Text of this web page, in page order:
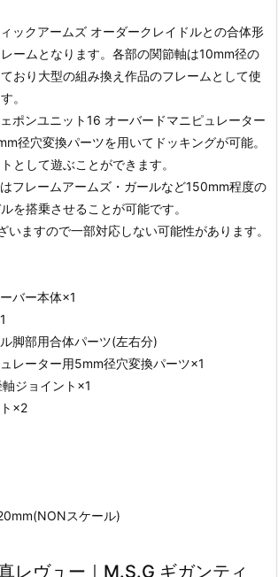
ックアームズ オーダークレイドルとの合体形
ームとなります。各部の関節軸は10mm径の
おり大型の組み換え作品のフレームとして使
。
ポンユニット16 オーバードマニピュレーター
径穴変換パーツを用いてドッキングが可能。
として遊ぶことができます。
フレームアームズ・ガールなど150mm程度の
を搭乗させることが可能です。
いますので一部対応しない可能性があります。
バー本体×1
脚部用合体パーツ(左右分)
レーター用5mm径穴変換パーツ×1
ジョイント×1
×2
スケール)
レヴュー｜M.S.G ギガンティ